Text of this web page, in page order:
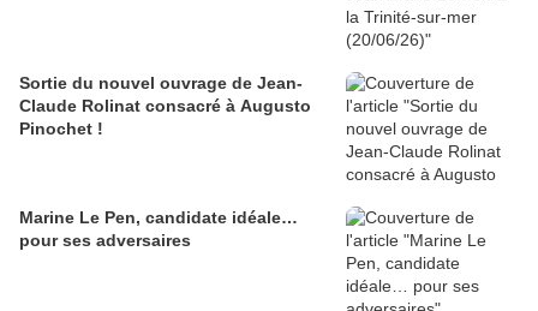
Sortie du nouvel ouvrage de Jean-
Claude Rolinat consacré à Augusto
Pinochet !
Marine Le Pen, candidate idéale…
pour ses adversaires